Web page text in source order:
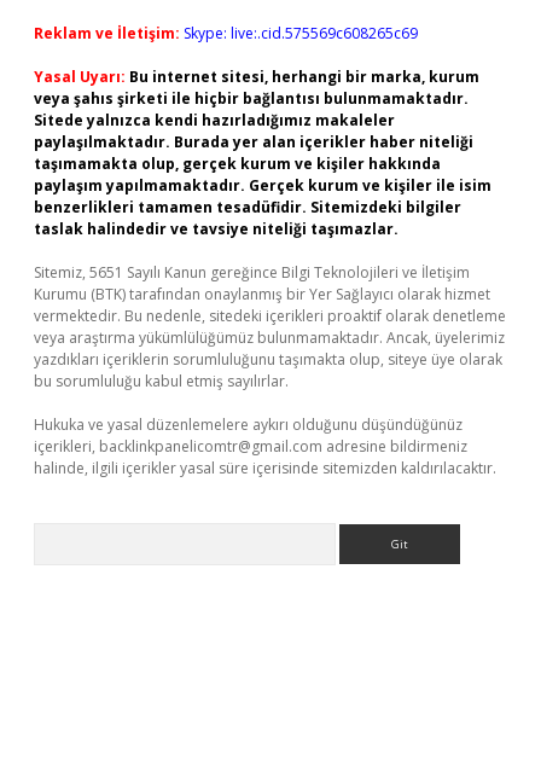
Reklam ve İletişim: Skype: live:.cid.575569c608265c69
Yasal Uyarı: Bu internet sitesi, herhangi bir marka, kurum
veya şahıs şirketi ile hiçbir bağlantısı bulunmamaktadır.
Sitede yalnızca kendi hazırladığımız makaleler
paylaşılmaktadır. Burada yer alan içerikler haber niteliği
taşımamakta olup, gerçek kurum ve kişiler hakkında
paylaşım yapılmamaktadır. Gerçek kurum ve kişiler ile isim
benzerlikleri tamamen tesadüfidir. Sitemizdeki bilgiler
taslak halindedir ve tavsiye niteliği taşımazlar.
Sitemiz, 5651 Sayılı Kanun gereğince Bilgi Teknolojileri ve İletişim
Kurumu (BTK) tarafından onaylanmış bir Yer Sağlayıcı olarak hizmet
vermektedir. Bu nedenle, sitedeki içerikleri proaktif olarak denetleme
veya araştırma yükümlülüğümüz bulunmamaktadır. Ancak, üyelerimiz
yazdıkları içeriklerin sorumluluğunu taşımakta olup, siteye üye olarak
bu sorumluluğu kabul etmiş sayılırlar.
Hukuka ve yasal düzenlemelere aykırı olduğunu düşündüğünüz
içerikleri, backlinkpanelicomtr@gmail.com adresine bildirmeniz
halinde, ilgili içerikler yasal süre içerisinde sitemizden kaldırılacaktır.